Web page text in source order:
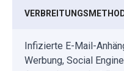
Infizierte E-Mail-
Werbung, Social